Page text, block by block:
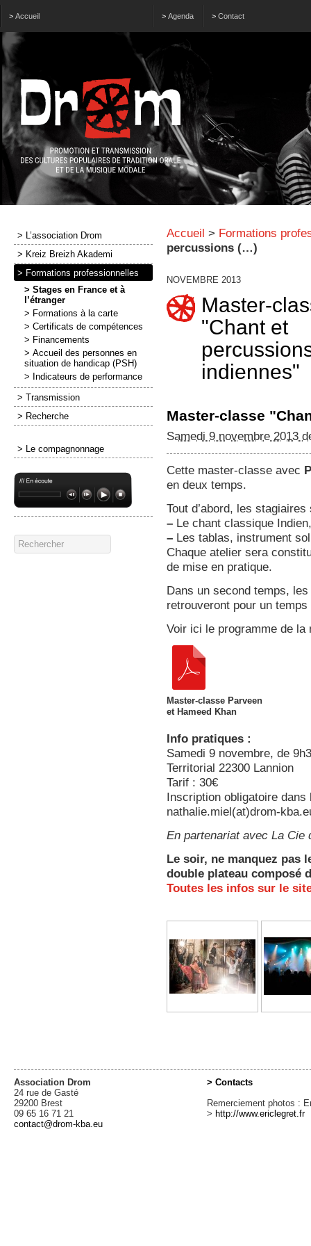
> Accueil > Agenda > Contact
> L’association Drom
> Kreiz Breizh Akademi
> Formations professionnelles
> Stages en France et à
l’étranger
> Formations à la carte
> Certificats de compétences
> Financements
> Accueil des personnes en
situation de handicap (PSH)
> Indicateurs de performance
> Transmission
> Recherche
> Le compagnonnage
Accueil > Formations
percussions (…)
NOVEMBRE 2013
Master-
"Chant et
indiennes"
Master-classe
Samedi 9 novembre 2013
Cette master-classe avec
en deux temps.
Tout d’abord, les
– Le chant classique
– Les tablas, instrument
Chaque atelier sera
de mise en pratique.
Dans un second temps,
retrouveront pour un
Voir ici le programme de
Master-classe Parveen
et Hameed Khan
Info pratiques :
Samedi 9 novembre, de
Territorial 22300 Lannion
Tarif : 30€
Inscription obligatoire
nathalie.miel(at)drom-
En partenariat avec La Cie
Le soir, ne manquez pas
double plateau composé
Toutes les infos sur le
Association Drom
24 rue de Gasté
29200 Brest
09 65 16 71 21
contact@drom-kba.eu
> Contacts
Remerciement photos :
> http://www.ericlegret.fr